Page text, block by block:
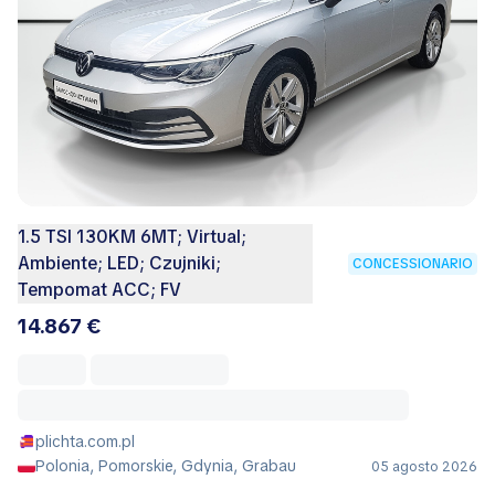
1.5 TSI 130KM 6MT; Virtual;
Ambiente; LED; Czujniki;
Tempomat ACC; FV
CONCESSIONARIO
14.867 €
plichta.com.pl
Polonia, Pomorskie, Gdynia, Grabau
05 agosto 2026